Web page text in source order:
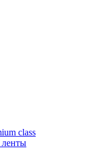
class